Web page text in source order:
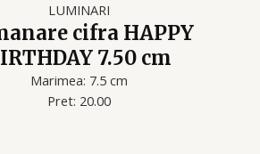
LUMINARI
cifra HAPPY
7.50 cm
Marimea: 7.5 cm
Pret: 20.00